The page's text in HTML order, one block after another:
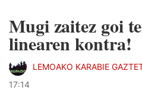
Mugi zaitez goi
linearen kontra!
LEMOAKO KARABIE
17:14